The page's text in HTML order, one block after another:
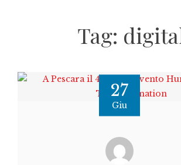
Tag:
27
Giu